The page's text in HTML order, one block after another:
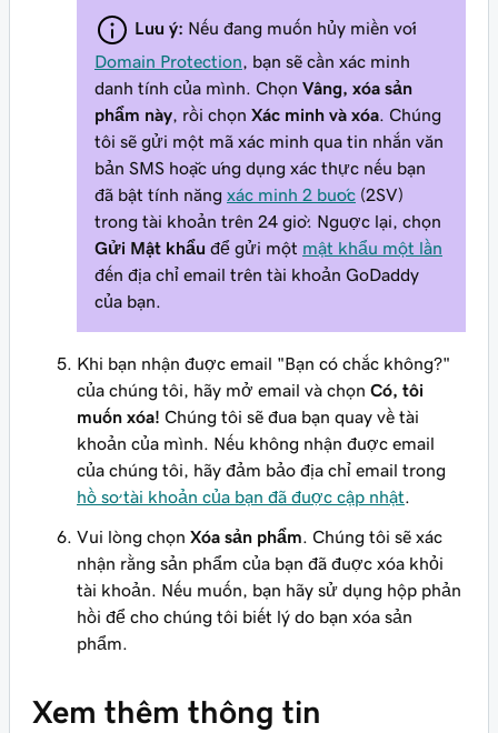
Lưu ý: Nếu đang muốn hủy miền với
Domain Protection, bạn sẽ cần xác minh
danh tính của mình. Chọn Vâng, xóa sản
phẩm này, rồi chọn Xác minh và xóa. Chúng
tôi sẽ gửi một mã xác minh qua tin nhắn văn
bản SMS hoặc ứng dụng xác thực nếu bạn
đã bật tính năng xác minh 2 bước (2SV)
trong tài khoản trên 24 giờ. Ngược lại, chọn
Gửi Mật khẩu để gửi một mật khẩu một lần
đến địa chỉ email trên tài khoản GoDaddy
của bạn.
Khi bạn nhận được email "Bạn có chắc không?"
của chúng tôi, hãy mở email và chọn Có, tôi
muốn xóa! Chúng tôi sẽ đưa bạn quay về tài
khoản của mình. Nếu không nhận được email
của chúng tôi, hãy đảm bảo địa chỉ email trong
hồ sơ tài khoản của bạn đã được cập nhật.
Vui lòng chọn Xóa sản phẩm. Chúng tôi sẽ xác
nhận rằng sản phẩm của bạn đã được xóa khỏi
tài khoản. Nếu muốn, bạn hãy sử dụng hộp phản
hồi để cho chúng tôi biết lý do bạn xóa sản
phẩm.
Xem thêm thông tin